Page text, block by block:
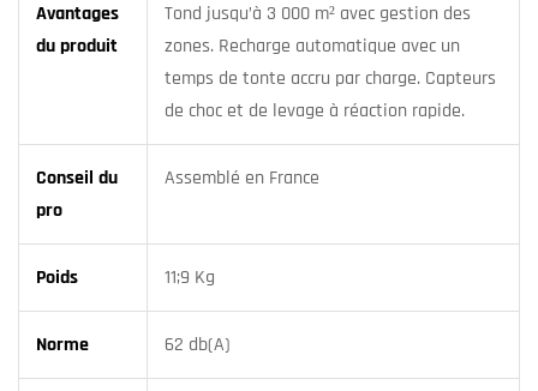
Avantages
du produit
Tond jusqu’à 3 000 m² avec gestion des
zones. Recharge automatique avec un
temps de tonte accru par charge. Capteurs
de choc et de levage à réaction rapide.
Conseil du
pro
Assemblé en France
Poids 11;9 Kg
Norme 62 db(A)